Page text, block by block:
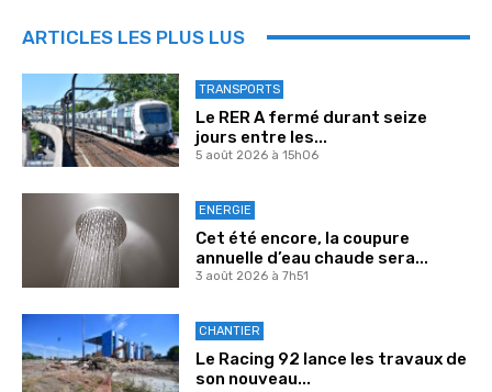
ARTICLES LES PLUS LUS
TRANSPORTS
Le RER A fermé durant seize
jours entre les...
5 août 2026 à 15h06
ENERGIE
Cet été encore, la coupure
annuelle d’eau chaude sera...
3 août 2026 à 7h51
CHANTIER
Le Racing 92 lance les travaux de
son nouveau...